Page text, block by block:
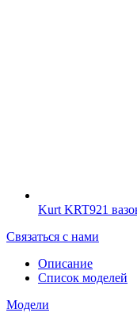
Kurt KRT921
Связаться с нами
Описание
Список моделей
Модели